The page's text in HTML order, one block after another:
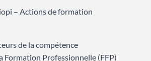
– Actions de formation
de la compétence
Formation Professionnelle (FFP)